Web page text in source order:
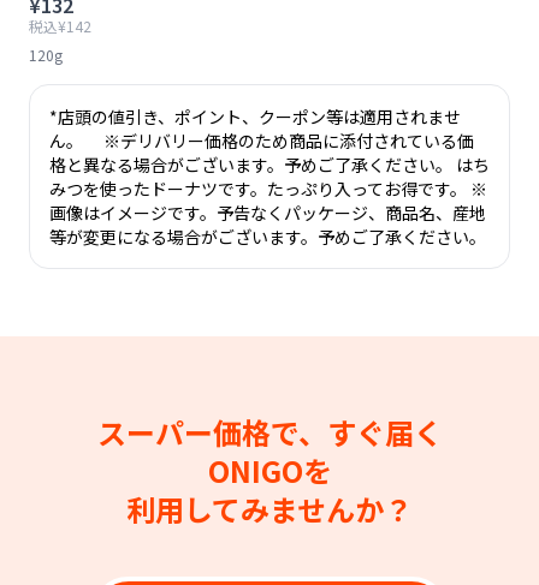
税込¥142
120g
*店頭の値引き、ポイント、クーポン等は適用されませ
ん。 ※デリバリー価格のため商品に添付されている価
格と異なる場合がございます。予めご了承ください。 はち
みつを使ったドーナツです。たっぷり入ってお得です。 ※
画像はイメージです。予告なくパッケージ、商品名、産地
等が変更になる場合がございます。予めご了承ください。
スーパー価格で、すぐ届く
ONIGOを
利用してみませんか？